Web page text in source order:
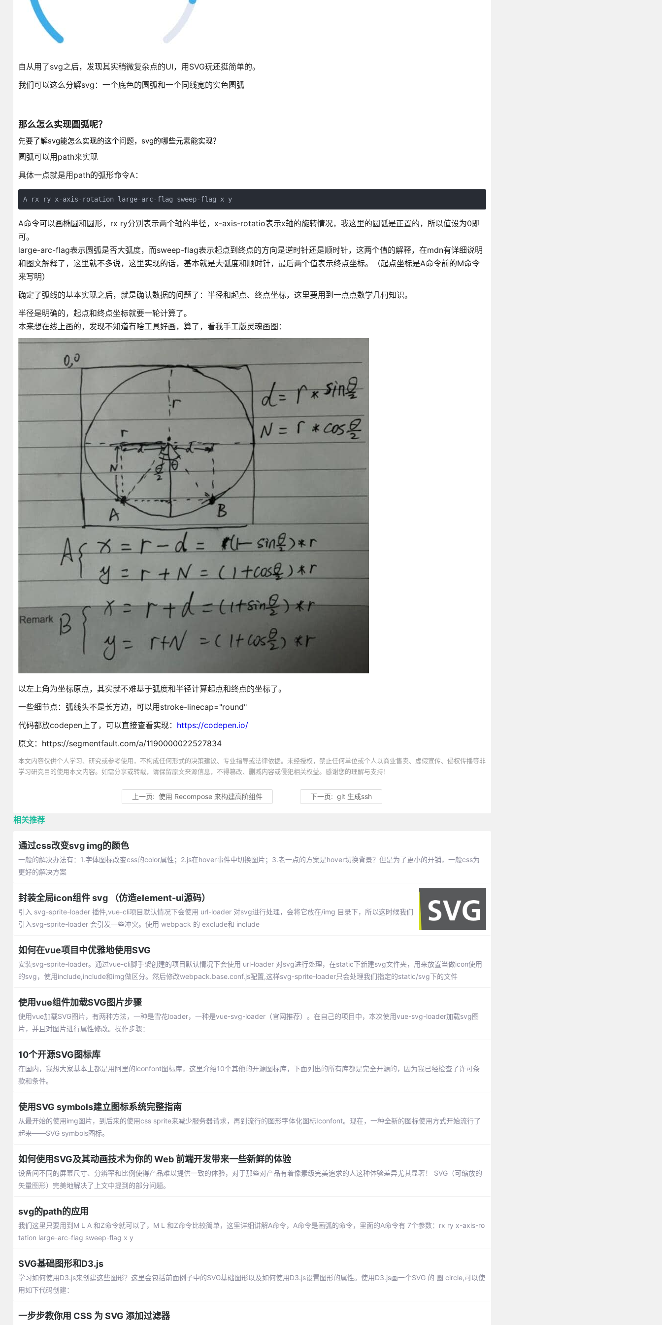
自从用了svg之后，发现其实稍微复杂点的UI，用SVG玩还挺简单的。
我们可以这么分解svg：一个底色的圆弧和一个同线宽的实色圆弧
那么怎么实现圆弧呢？
先要了解svg能怎么实现的这个问题，svg的哪些元素能实现？
圆弧可以用path来实现
具体一点就是用path的弧形命令A：
A rx ry x-axis-rotation large-arc-flag sweep-flag x y
A命令可以画椭圆和圆形，rx ry分别表示两个轴的半径，x-axis-rotatio表示x轴的旋转情况，我这里的圆弧是正置的，所以值设为0即
可。
large-arc-flag表示圆弧是否大弧度，而sweep-flag表示起点到终点的方向是逆时针还是顺时针，这两个值的解释，在mdn有详细说明
和图文解释了，这里就不多说，这里实现的话，基本就是大弧度和顺时针，最后两个值表示终点坐标。（起点坐标是A命令前的M命令
来写明）
确定了弧线的基本实现之后，就是确认数据的问题了：半径和起点、终点坐标，这里要用到一点点数学几何知识。
半径是明确的，起点和终点坐标就要一轮计算了。
本来想在线上画的，发现不知道有啥工具好画，算了，看我手工版灵魂画图：
以左上角为坐标原点，其实就不难基于弧度和半径计算起点和终点的坐标了。
一些细节点：弧线头不是长方边，可以用stroke-linecap="round"
代码都放codepen上了，可以直接查看实现： https://codepen.io/
原文：https://segmentfault.com/a/1190000022527834
本文内容仅供个人学习、研究或参考使用，不构成任何形式的决策建议、专业指导或法律依据。未经授权，禁止任何单位或个人以商业售卖、虚假宣传、侵权传播等非
学习研究目的使用本文内容。如需分享或转载，请保留原文来源信息，不得篡改、删减内容或侵犯相关权益。感谢您的理解与支持！
上一页:使用 Recompose 来构建高阶组件 下一页:git 生成ssh
相关推荐
通过css改变svg img的颜色
一般的解决办法有：1.字体图标改变css的color属性；2.js在hover事件中切换图片；3.老一点的方案是hover切换背景？但是为了更小的开销，一般css为
更好的解决方案
封装全局icon组件 svg （仿造element-ui源码）
引入 svg-sprite-loader 插件,vue-cli项目默认情况下会使用 url-loader 对svg进行处理，会将它放在/img 目录下，所以这时候我们
引入svg-sprite-loader 会引发一些冲突。使用 webpack 的 exclude和 include
如何在vue项目中优雅地使用SVG
安装svg-sprite-loader。通过vue-cli脚手架创建的项目默认情况下会使用 url-loader 对svg进行处理，在static下新建svg文件夹，用来放置当做icon使用
的svg，使用include,include和img做区分。然后修改webpack.base.conf.js配置,这样svg-sprite-loader只会处理我们指定的static/svg下的文件
使用vue组件加载SVG图片步骤
使用vue加载SVG图片，有两种方法，一种是雪花loader，一种是vue-svg-loader（官网推荐）。在自己的项目中，本次使用vue-svg-loader加载svg图
片，并且对图片进行属性修改。操作步骤：
10个开源SVG图标库
在国内，我想大家基本上都是用阿里的iconfont图标库，这里介绍10个其他的开源图标库，下面列出的所有库都是完全开源的，因为我已经检查了许可条
款和条件。
使用SVG symbols建立图标系统完整指南
从最开始的使用img图片，到后来的使用css sprite来减少服务器请求，再到流行的图形字体化图标Iconfont。现在，一种全新的图标使用方式开始流行了
起来——SVG symbols图标。
如何使用SVG及其动画技术为你的 Web 前端开发带来一些新鲜的体验
设备间不同的屏幕尺寸、分辨率和比例使得产品难以提供一致的体验，对于那些对产品有着像素级完美追求的人这种体验差异尤其显著！ SVG（可缩放的
矢量图形）完美地解决了上文中提到的部分问题。
svg的path的应用
我们这里只要用到M L A 和Z命令就可以了，M L 和Z命令比较简单，这里详细讲解A命令，A命令是画弧的命令，里面的A命令有 7个参数：rx ry x-axis-ro
tation large-arc-flag sweep-flag x y
SVG基础图形和D3.js
学习如何使用D3.js来创建这些图形？这里会包括前面例子中的SVG基础图形以及如何使用D3.js设置图形的属性。使用D3.js画一个SVG 的 圆 circle,可以使
用如下代码创建：
一步步教你用 CSS 为 SVG 添加过滤器